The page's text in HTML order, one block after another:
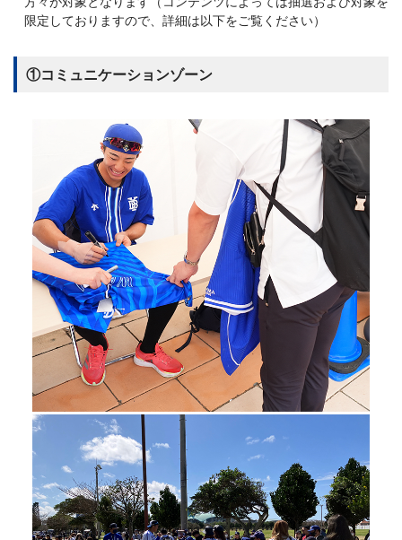
限定しておりますので、詳細は以下をご覧ください）
①コミュニケーションゾーン